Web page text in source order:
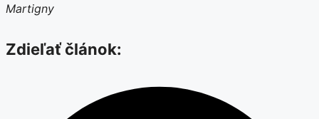
Martigny
Zdieľať článok: